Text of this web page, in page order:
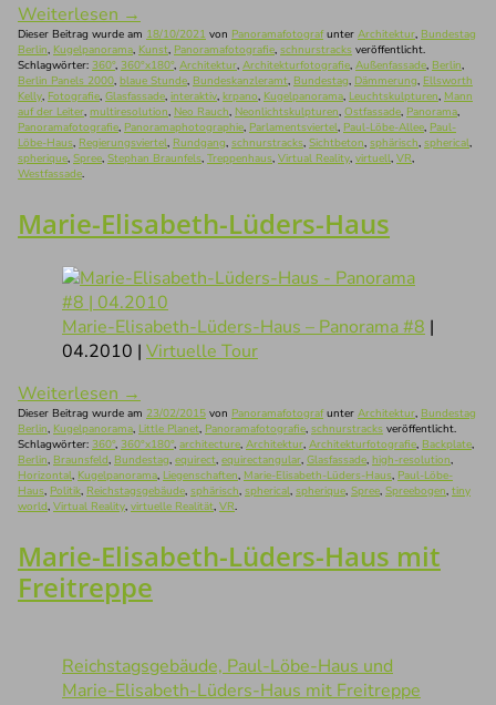
Weiterlesen →
Dieser Beitrag wurde am 18/10/2021 von Panoramafotografunter Architektur, Bundestag
Berlin, Kugelpanorama, Kunst, Panoramafotografie, schnurstracks veröffentlicht.
Schlagwörter: 360°, 360°x180°, Architektur, Architekturfotografie, Außenfassade, Berlin,
Berlin Panels 2000, blaue Stunde, Bundeskanzleramt, Bundestag, Dämmerung, Ellsworth
Kelly, Fotografie, Glasfassade, interaktiv, krpano, Kugelpanorama, Leuchtskulpturen, Mann
auf der Leiter, multiresolution, Neo Rauch, Neonlichtskulpturen, Ostfassade, Panorama,
Panoramafotografie, Panoramaphotographie, Parlamentsviertel, Paul-Löbe-Allee, Paul-
Löbe-Haus, Regierungsviertel, Rundgang, schnurstracks, Sichtbeton, sphärisch, spherical,
spherique, Spree, Stephan Braunfels, Treppenhaus, Virtual Reality, virtuell, VR,
Westfassade.
Marie-Elisabeth-Lüders-Haus
Marie-Elisabeth-Lüders-Haus – Panorama #8 |
04.2010 | Virtuelle Tour
Weiterlesen →
Dieser Beitrag wurde am 23/02/2015 von Panoramafotografunter Architektur, Bundestag
Berlin, Kugelpanorama, Little Planet, Panoramafotografie, schnurstracks veröffentlicht.
Schlagwörter: 360°, 360°x180°, architecture, Architektur, Architekturfotografie, Backplate,
Berlin, Braunsfeld, Bundestag, equirect, equirectangular, Glasfassade, high-resolution,
Horizontal, Kugelpanorama, Liegenschaften, Marie-Elisabeth-Lüders-Haus, Paul-Löbe-
Haus, Politik, Reichstagsgebäude, sphärisch, spherical, spherique, Spree, Spreebogen, tiny
world, Virtual Reality, virtuelle Realität, VR.
Marie-Elisabeth-Lüders-Haus mit
Freitreppe
Reichstagsgebäude, Paul-Löbe-Haus und
Marie-Elisabeth-Lüders-Haus mit Freitreppe